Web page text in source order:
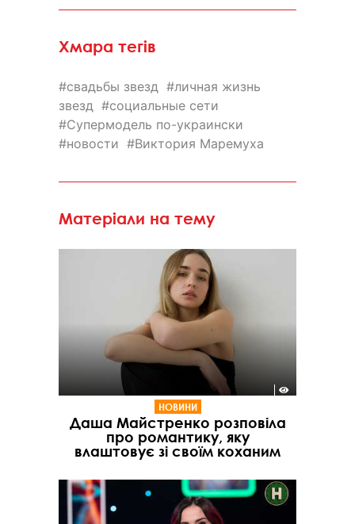
Хмара тегів
свадьбы звезд
личная жизнь
звезд
социальные сети
Супермодель по-украински
новости
Виктория Маремуха
Матеріали на тему
НОВИНИ
Даша Майстренко розповіла
про романтику, яку
влаштовує зі своїм коханим